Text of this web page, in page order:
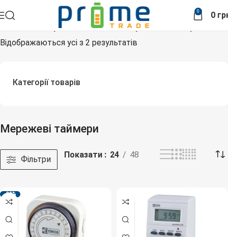
0 0
Товари з позначками “Мережеві таймери”
Відображаються усі з 2 результатів
Категорії товарів
Мережеві таймери
Фільтри Показати 24 48
-38%